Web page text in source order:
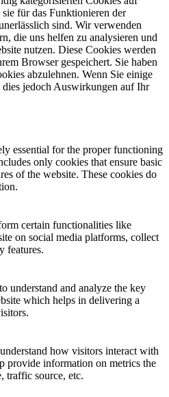
für das Funktionieren der
sind. Wir verwenden
die uns helfen zu analysieren und
nutzen. Diese Cookies werden
Browser gespeichert. Sie haben
abzulehnen. Wenn Sie einige
jedoch Auswirkungen auf Ihr
essential for the proper functioning
only cookies that ensure basic
of the website. These cookies do
certain functionalities like
on social media platforms, collect
features.
understand and analyze the key
which helps in delivering a
how visitors interact with
provide information on metrics the
traffic source, etc.